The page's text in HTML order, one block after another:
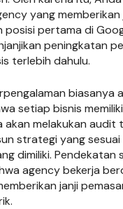
yang memberikan
posisi pertama di
peningkatan
terlebih dahulu.
biasanya
setiap bisnis
akan melakukan audit
strategi yang
dimiliki. Pendekatan
agency bekerja
janji